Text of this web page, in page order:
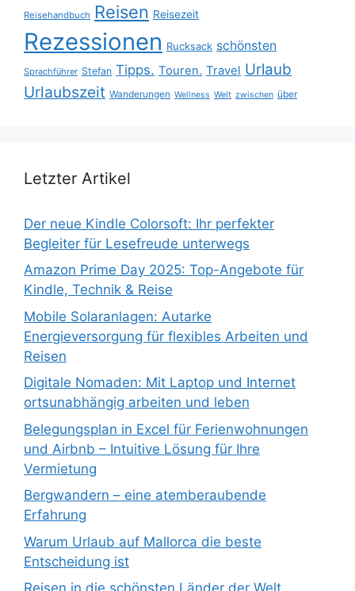
Reisehandbuch Reisen Reisezeit
Rezessionen Rucksack schönsten
Sprachführer Stefan Tipps. Touren. Travel Urlaub
Urlaubszeit Wanderungen Wellness Welt zwischen über
Letzter Artikel
Der neue Kindle Colorsoft: Ihr perfekter
Begleiter für Lesefreude unterwegs
Amazon Prime Day 2025: Top-Angebote für
Kindle, Technik & Reise
Mobile Solaranlagen: Autarke
Energieversorgung für flexibles Arbeiten und
Reisen
Digitale Nomaden: Mit Laptop und Internet
ortsunabhängig arbeiten und leben
Belegungsplan in Excel für Ferienwohnungen
und Airbnb – Intuitive Lösung für Ihre
Vermietung
Bergwandern – eine atemberaubende
Erfahrung
Warum Urlaub auf Mallorca die beste
Entscheidung ist